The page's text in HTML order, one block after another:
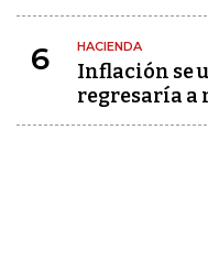
6 HACIENDA
Inflación se
regresaría a